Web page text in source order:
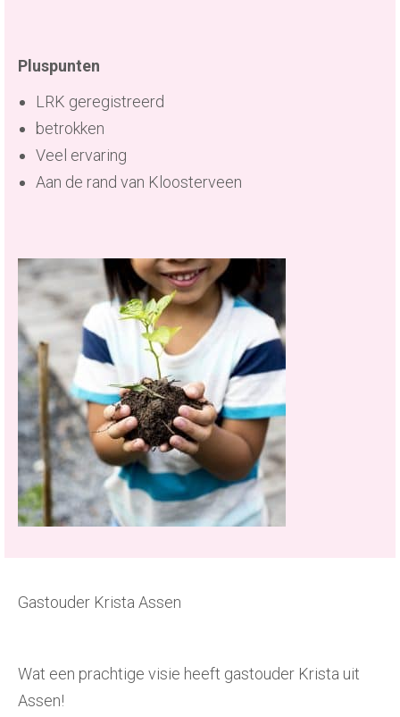
Pluspunten
LRK geregistreerd
betrokken
Veel ervaring
Aan de rand van Kloosterveen
Gastouder Krista Assen
Wat een prachtige visie heeft gastouder Krista uit
Assen!